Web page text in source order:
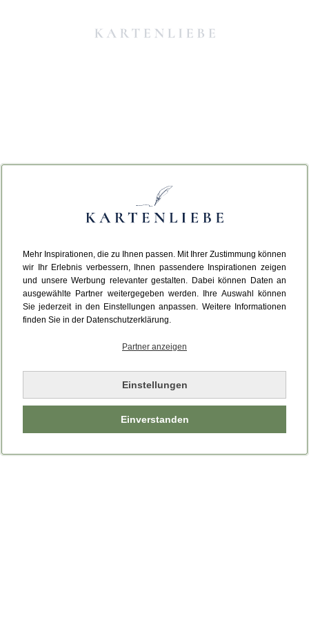
Mehr Inspirationen, die zu Ihnen passen. Mit Ihrer Zustimmung können
wir Ihr Erlebnis verbessern, Ihnen passendere Inspirationen zeigen
und unsere Werbung relevanter gestalten. Dabei können Daten an
ausgewählte Partner weitergegeben werden. Ihre Auswahl können
Sie jederzeit in den Einstellungen anpassen. Weitere Informationen
finden Sie in der Datenschutzerklärung.
Partner anzeigen
Einstellungen
Einverstanden
Da ist etwas schiefgelaufen.
Leider ist ein technischer Fehler aufgetreten.
Bitte laden Sie die Seite neu.